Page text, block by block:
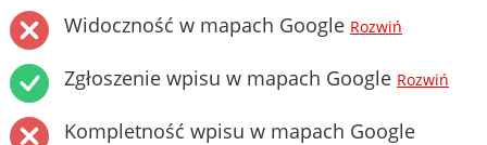
Widoczność w mapach Google Rozwiń
Zgłoszenie wpisu w mapach Google Rozwiń
Kompletność wpisu w mapach Google